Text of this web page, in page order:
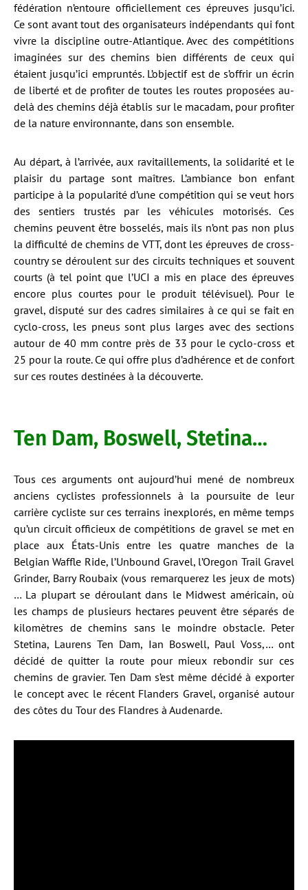
fédération n’entoure officiellement ces épreuves jusqu’ici.
Ce sont avant tout des organisateurs indépendants qui font
vivre la discipline outre-Atlantique. Avec des compétitions
imaginées sur des chemins bien différents de ceux qui
étaient jusqu’ici empruntés. L’objectif est de s’offrir un écrin
de liberté et de profiter de toutes les routes proposées au-
delà des chemins déjà établis sur le macadam, pour profiter
de la nature environnante, dans son ensemble.
Au départ, à l’arrivée, aux ravitaillements, la solidarité et le
plaisir du partage sont maîtres. L’ambiance bon enfant
participe à la popularité d’une compétition qui se veut hors
des sentiers trustés par les véhicules motorisés. Ces
chemins peuvent être bosselés, mais ils n’ont pas non plus
la difficulté de chemins de VTT, dont les épreuves de cross-
country se déroulent sur des circuits techniques et souvent
courts (à tel point que l’UCI a mis en place des épreuves
encore plus courtes pour le produit télévisuel). Pour le
gravel, disputé sur des cadres similaires à ce qui se fait en
cyclo-cross, les pneus sont plus larges avec des sections
autour de 40 mm contre près de 33 pour le cyclo-cross et
25 pour la route. Ce qui offre plus d’adhérence et de confort
sur ces routes destinées à la découverte.
Ten Dam, Boswell, Stetina…
Tous ces arguments ont aujourd’hui mené de nombreux
anciens cyclistes professionnels à la poursuite de leur
carrière cycliste sur ces terrains inexplorés, en même temps
qu’un circuit officieux de compétitions de gravel se met en
place aux États-Unis entre les quatre manches de la
Belgian Waffle Ride, l’Unbound Gravel, l’Oregon Trail Gravel
Grinder, Barry Roubaix (vous remarquerez les jeux de mots)
… La plupart se déroulant dans le Midwest américain, où
les champs de plusieurs hectares peuvent être séparés de
kilomètres de chemins sans le moindre obstacle. Peter
Stetina, Laurens Ten Dam, Ian Boswell, Paul Voss,… ont
décidé de quitter la route pour mieux rebondir sur ces
chemins de gravier. Ten Dam s’est même décidé à exporter
le concept avec le récent Flanders Gravel, organisé autour
des côtes du Tour des Flandres à Audenarde.